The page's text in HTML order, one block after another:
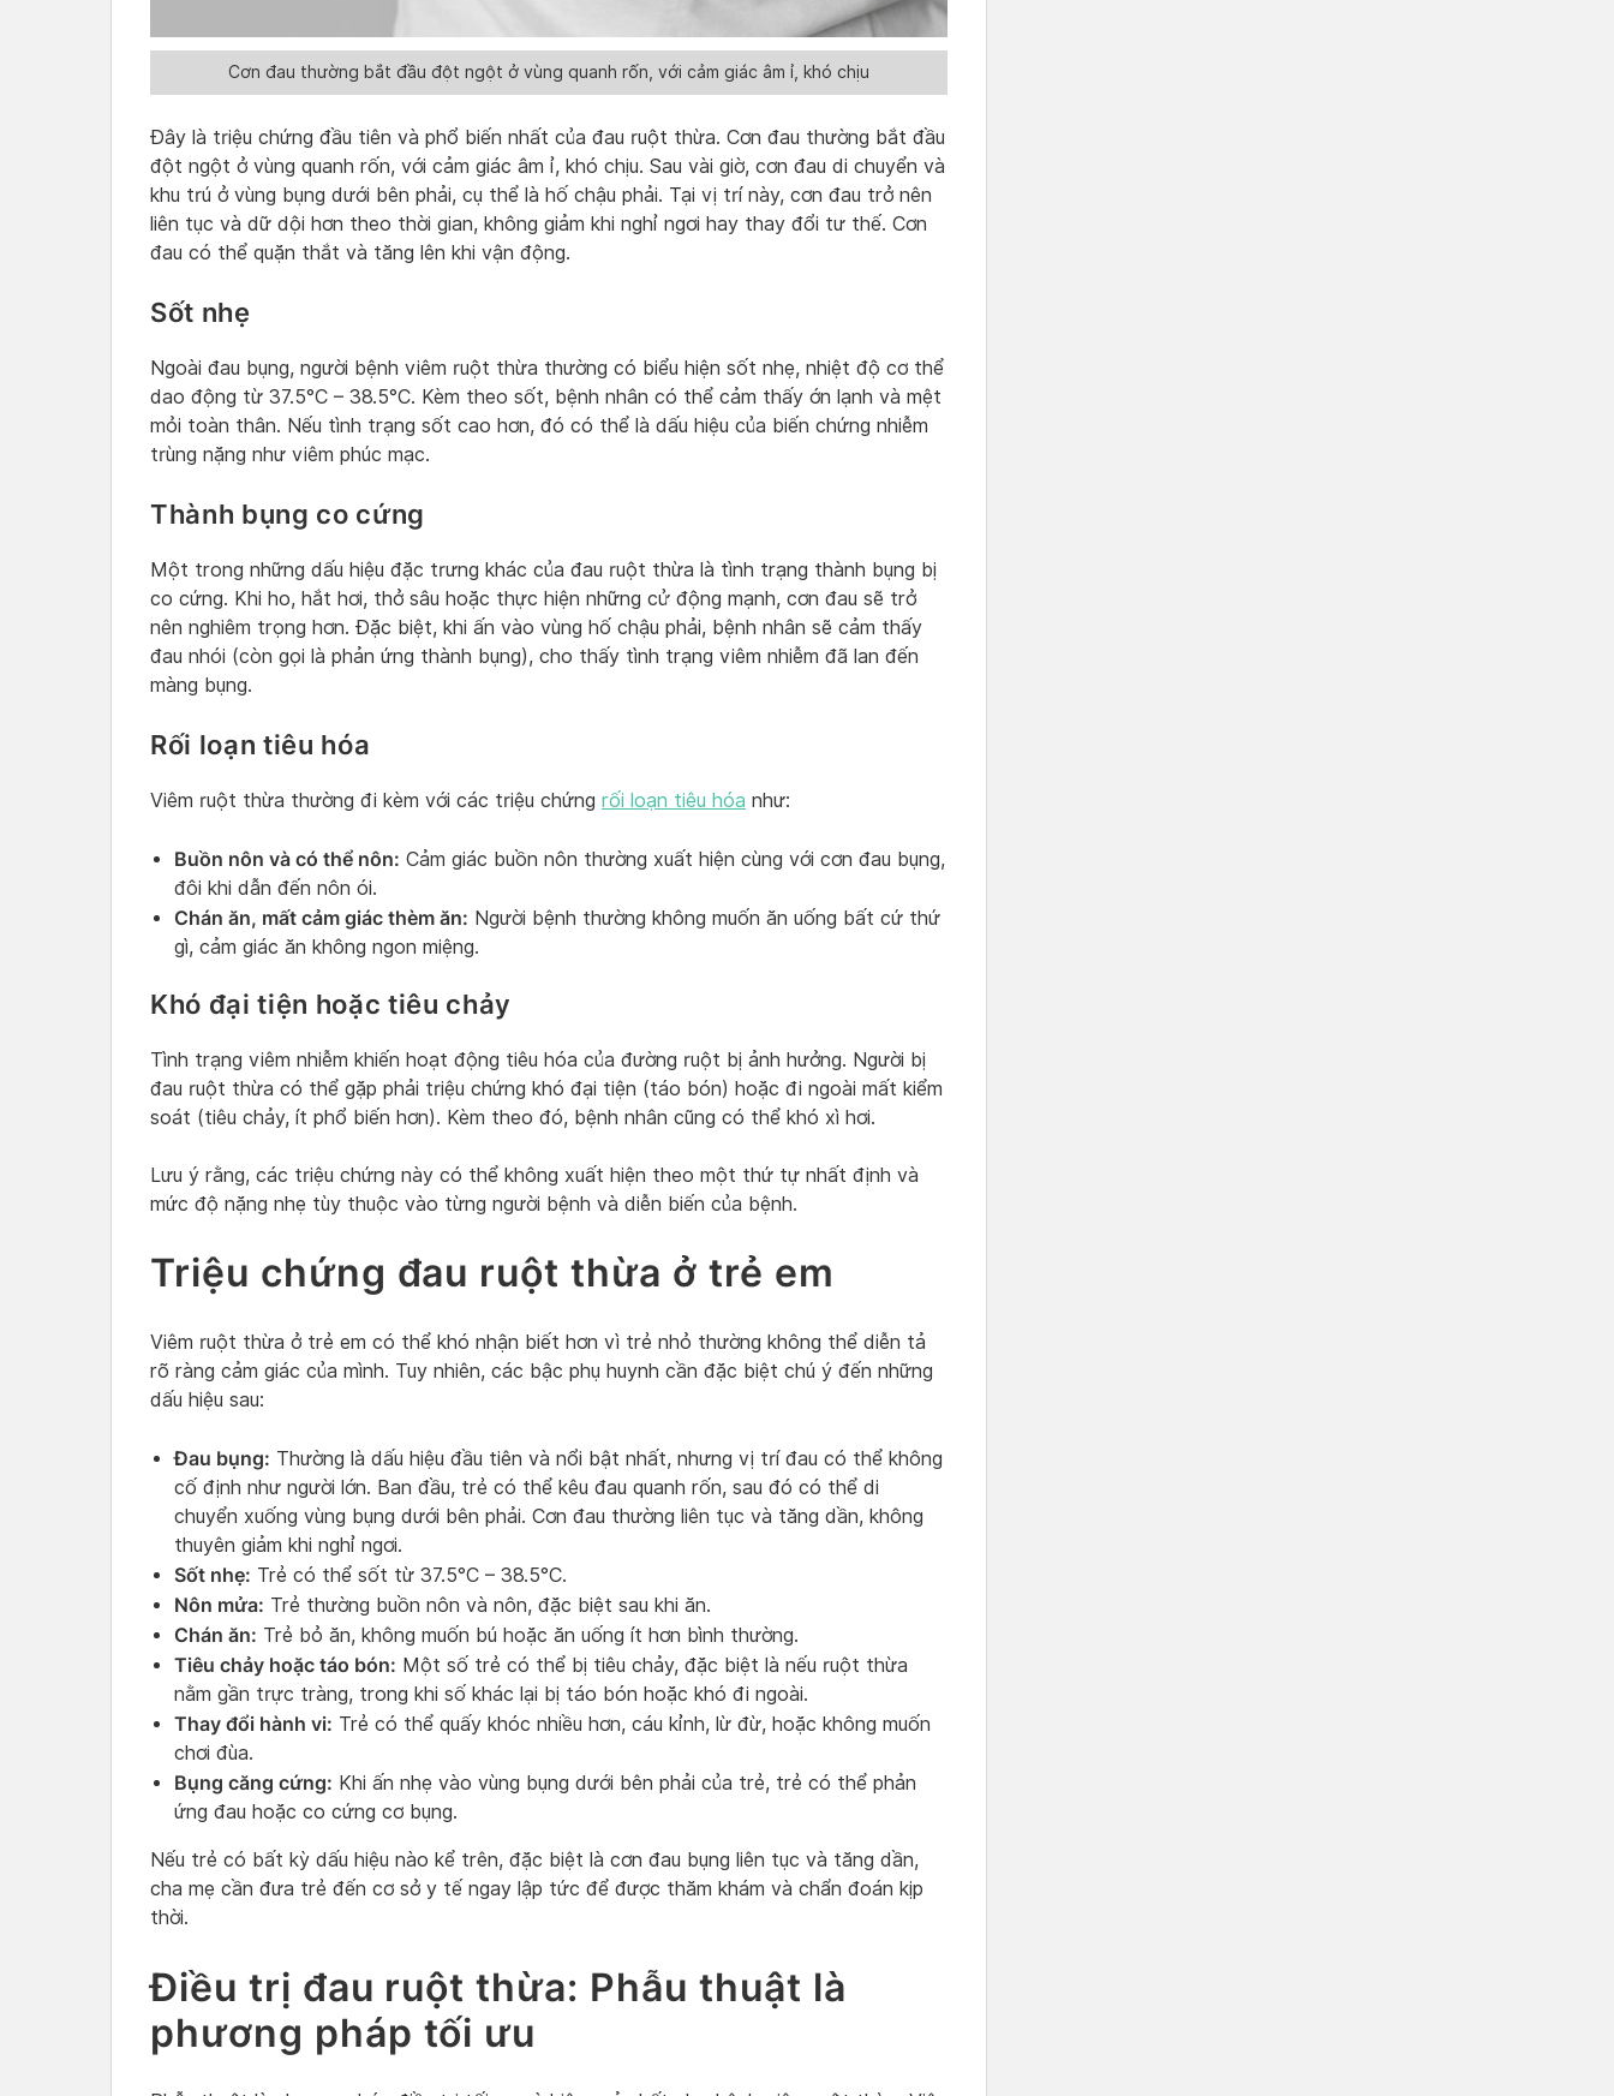
Cơn đau thường bắt đầu đột ngột ở vùng quanh rốn, với cảm giác âm ỉ, khó chịu
Đây là triệu chứng đầu tiên và phổ biến nhất của đau ruột thừa. Cơn đau thường bắt đầu
đột ngột ở vùng quanh rốn, với cảm giác âm ỉ, khó chịu. Sau vài giờ, cơn đau di chuyển và
khu trú ở vùng bụng dưới bên phải, cụ thể là hố chậu phải. Tại vị trí này, cơn đau trở nên
liên tục và dữ dội hơn theo thời gian, không giảm khi nghỉ ngơi hay thay đổi tư thế. Cơn
đau có thể quặn thắt và tăng lên khi vận động.
Sốt nhẹ
Ngoài đau bụng, người bệnh viêm ruột thừa thường có biểu hiện sốt nhẹ, nhiệt độ cơ thể
dao động từ 37.5°C – 38.5°C. Kèm theo sốt, bệnh nhân có thể cảm thấy ớn lạnh và mệt
mỏi toàn thân. Nếu tình trạng sốt cao hơn, đó có thể là dấu hiệu của biến chứng nhiễm
trùng nặng như viêm phúc mạc.
Thành bụng co cứng
Một trong những dấu hiệu đặc trưng khác của đau ruột thừa là tình trạng thành bụng bị
co cứng. Khi ho, hắt hơi, thở sâu hoặc thực hiện những cử động mạnh, cơn đau sẽ trở
nên nghiêm trọng hơn. Đặc biệt, khi ấn vào vùng hố chậu phải, bệnh nhân sẽ cảm thấy
đau nhói (còn gọi là phản ứng thành bụng), cho thấy tình trạng viêm nhiễm đã lan đến
màng bụng.
Rối loạn tiêu hóa
Viêm ruột thừa thường đi kèm với các triệu chứng rối loạn tiêu hóa như:
Buồn nôn và có thể nôn: Cảm giác buồn nôn thường xuất hiện cùng với cơn đau bụng,
đôi khi dẫn đến nôn ói.
Chán ăn, mất cảm giác thèm ăn: Người bệnh thường không muốn ăn uống bất cứ thứ
gì, cảm giác ăn không ngon miệng.
Khó đại tiện hoặc tiêu chảy
Tình trạng viêm nhiễm khiến hoạt động tiêu hóa của đường ruột bị ảnh hưởng. Người bị
đau ruột thừa có thể gặp phải triệu chứng khó đại tiện (táo bón) hoặc đi ngoài mất kiểm
soát (tiêu chảy, ít phổ biến hơn). Kèm theo đó, bệnh nhân cũng có thể khó xì hơi.
Lưu ý rằng, các triệu chứng này có thể không xuất hiện theo một thứ tự nhất định và
mức độ nặng nhẹ tùy thuộc vào từng người bệnh và diễn biến của bệnh.
Triệu chứng đau ruột thừa ở trẻ em
Viêm ruột thừa ở trẻ em có thể khó nhận biết hơn vì trẻ nhỏ thường không thể diễn tả
rõ ràng cảm giác của mình. Tuy nhiên, các bậc phụ huynh cần đặc biệt chú ý đến những
dấu hiệu sau:
Đau bụng: Thường là dấu hiệu đầu tiên và nổi bật nhất, nhưng vị trí đau có thể không
cố định như người lớn. Ban đầu, trẻ có thể kêu đau quanh rốn, sau đó có thể di
chuyển xuống vùng bụng dưới bên phải. Cơn đau thường liên tục và tăng dần, không
thuyên giảm khi nghỉ ngơi.
Sốt nhẹ: Trẻ có thể sốt từ 37.5°C – 38.5°C.
Nôn mửa: Trẻ thường buồn nôn và nôn, đặc biệt sau khi ăn.
Chán ăn: Trẻ bỏ ăn, không muốn bú hoặc ăn uống ít hơn bình thường.
Tiêu chảy hoặc táo bón: Một số trẻ có thể bị tiêu chảy, đặc biệt là nếu ruột thừa
nằm gần trực tràng, trong khi số khác lại bị táo bón hoặc khó đi ngoài.
Thay đổi hành vi: Trẻ có thể quấy khóc nhiều hơn, cáu kỉnh, lừ đừ, hoặc không muốn
chơi đùa.
Bụng căng cứng: Khi ấn nhẹ vào vùng bụng dưới bên phải của trẻ, trẻ có thể phản
ứng đau hoặc co cứng cơ bụng.
Nếu trẻ có bất kỳ dấu hiệu nào kể trên, đặc biệt là cơn đau bụng liên tục và tăng dần,
cha mẹ cần đưa trẻ đến cơ sở y tế ngay lập tức để được thăm khám và chẩn đoán kịp
thời.
Điều trị đau ruột thừa: Phẫu thuật là
phương pháp tối ưu